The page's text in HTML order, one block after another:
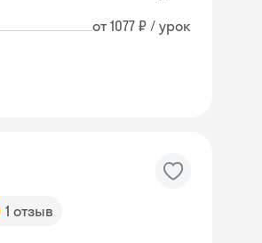
от 1077 ₽ / урок
1 отзыв